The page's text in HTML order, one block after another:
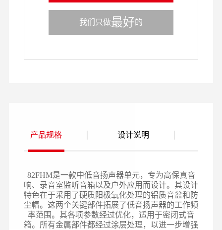
我们只做最好的
产品规格 设计说明
82FHM是一款中低音扬声器单元，专为高保真音
响、录音室监听音箱以及户外应用而设计。其设计
特色在于采用了硬质阳极氧化处理的铝质音盆和防
尘帽。这两个关键部件拓展了低音扬声器的工作频
率范围。其各项参数经过优化，适用于密闭式音
箱。所有金属部件都经过涂层处理，以进一步增强